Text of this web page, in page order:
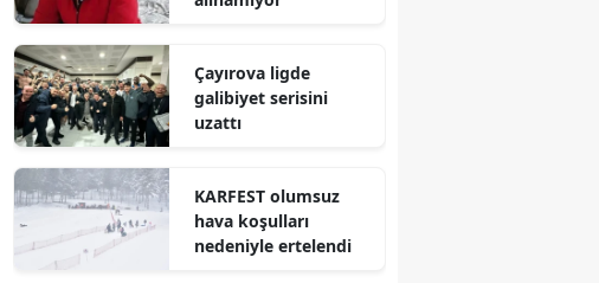
Kastamonu
Kayseri
Kırşehir
Çayırova ligde
galibiyet serisini
uzattı
KARFEST olumsuz
hava koşulları
nedeniyle ertelendi